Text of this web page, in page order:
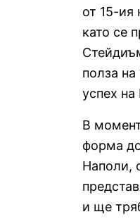
от 15-ия
като се
полза на
успех на
В
форма
Наполи,
и ще